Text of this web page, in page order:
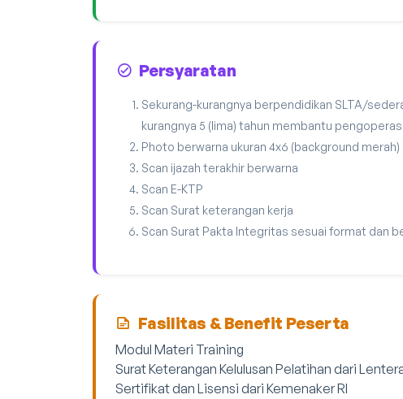
Persyaratan
Sekurang-kurangnya berpendidikan SLTA/
kurangnya 5 (lima) tahun membantu
Photo berwarna ukuran 4x6 (background merah)
Scan ijazah terakhir berwarna
Scan E-KTP
Scan Surat keterangan kerja
Scan Surat Pakta Integritas sesuai format dan
Fasilitas & Benefit Peserta
Modul Materi Training
Surat Keterangan Kelulusan Pelatihan dari
Sertifikat dan Lisensi dari Kemenaker RI